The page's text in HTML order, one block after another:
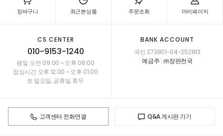
장바구니 최근본상품 주문조회 마이페이지
CS CENTER
010-9153-1240
평일 오전 09:00 ~ 오후 06:00
점심시간 오후 12:00 ~ 오후 01:00
토·일요일, 공휴일 휴무
BANK ACCOUNT
국민 273801-04-252813
예금주 : ㈜장판천국
고객센터 전화연결 Q&A 게시판 가기